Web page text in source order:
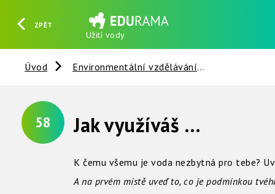
ZPĚT
Užití vody
HLEDAT REGISTROVAT PŘIHLÁSIT SE
Úvod Environmentální vzdělávání
58 Jak využíváš vodu?
K čemu všemu je voda nezbytná pro tebe?
A na prvém místě uveď to, co je podmínkou